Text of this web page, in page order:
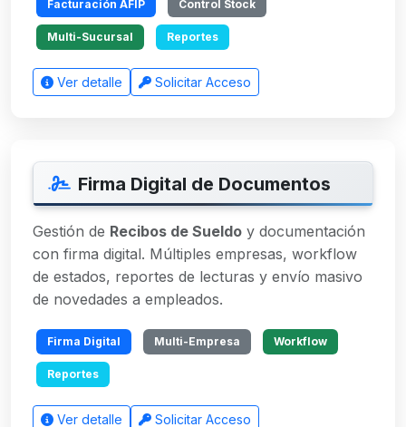
Facturación AFIP Control Stock
Multi-Sucursal Reportes
Ver detalle Solicitar Acceso
Firma Digital de Documentos
Gestión de Recibos de Sueldo y documentación
con firma digital. Múltiples empresas, workflow
de estados, reportes de lecturas y envío masivo
de novedades a empleados.
Firma Digital Multi-Empresa Workflow
Reportes
Ver detalle Solicitar Acceso